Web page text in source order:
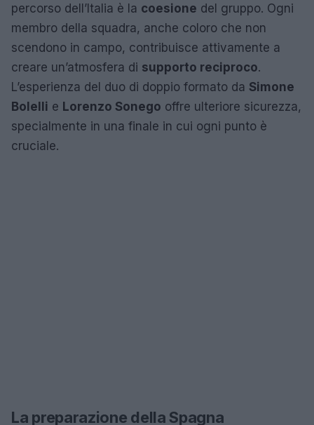
percorso dell’Italia è la coesione del gruppo. Ogni
membro della squadra, anche coloro che non
scendono in campo, contribuisce attivamente a
creare un’atmosfera di supporto reciproco.
L’esperienza del duo di doppio formato da Simone
Bolelli e Lorenzo Sonego offre ulteriore sicurezza,
specialmente in una finale in cui ogni punto è
cruciale.
La preparazione della Spagna